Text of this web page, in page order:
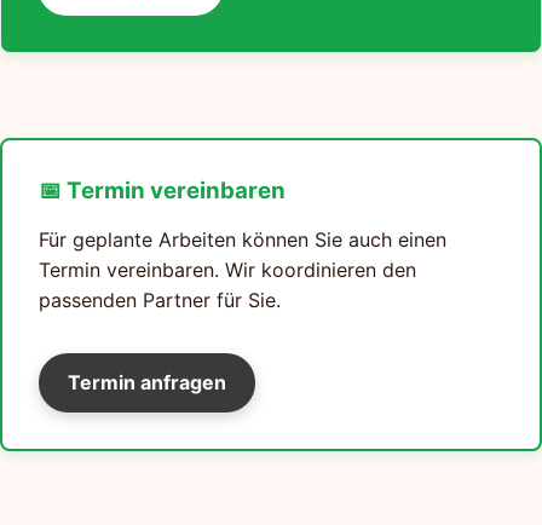
📅 Termin vereinbaren
Für geplante Arbeiten können Sie auch einen
Termin vereinbaren. Wir koordinieren den
passenden Partner für Sie.
Termin anfragen